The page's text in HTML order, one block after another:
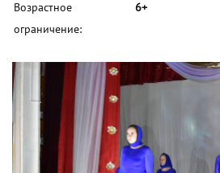
Возрастное
ограничение:
6+